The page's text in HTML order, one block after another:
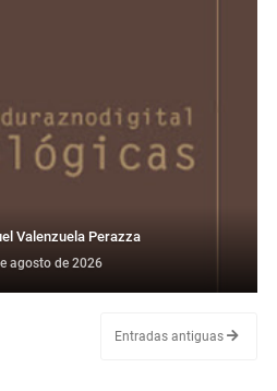
Valenzuela Perazza
agosto de 2026
Entradas antiguas